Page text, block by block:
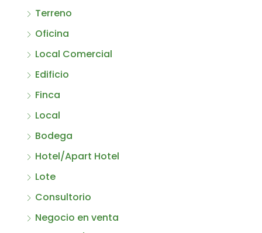
Terreno
Oficina
Local Comercial
Edificio
Finca
Local
Bodega
Hotel/Apart Hotel
Lote
Consultorio
Negocio en venta